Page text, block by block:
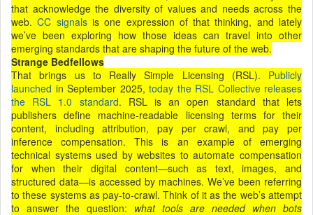
that acknowledge the diversity of values and needs across the
web.CC signals is one expression of that thinking, and lately
we’ve been exploring how those ideas can travel into other
emerging standards that are shaping the future of the web.
Strange Bedfellows
That brings us to Really Simple Licensing (RSL). Publicly
launched in September 2025, today the RSL Collective releases
the RSL 1.0 standard. RSL is an open standard that lets
publishers define machine-readable licensing terms for their
content, including attribution, pay per crawl, and pay per
inference compensation. This is an example of emerging
technical systems used by websites to automate compensation
for when their digital content—such as text, images, and
structured data—is accessed by machines. We’ve been referring
to these systems as pay-to-crawl. Think of it as the web’s attempt
to answer the question: what tools are needed when bots